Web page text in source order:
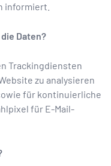
informiert.
Daten?
Trackingdiensten
zu analysieren
für kontinuierliche
für E-Mail-